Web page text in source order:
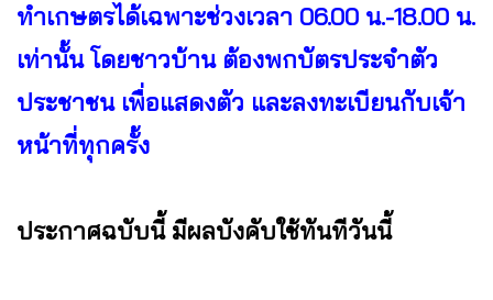
ทำเกษตรได้เฉพาะช่วงเวลา 06.00 น.-18.00 น.
เท่านั้น โดยชาวบ้าน ต้องพกบัตรประจำตัว
ประชาชน เพื่อแสดงตัว และลงทะเบียนกับเจ้า
หน้าที่ทุกครั้ง
ประกาศฉบับนี้ มีผลบังคับใช้ทันทีวันนี้